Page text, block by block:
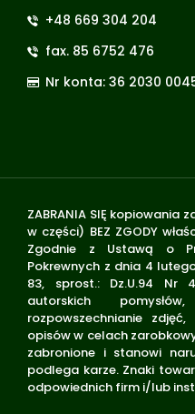
+48 669 304 204
fax. 85 6752 476
Nr konta: 36 2030 0045
ZABRANIA SIĘ kopiowania
w części) BEZ ZGODY
Zgodnie z Ustawą o
Pokrewnych z dnia 4
83, sprost.: Dz.U.94 Nr
autorskich
rozpowszechnianie
opisów w celach
zabronione i stanowi
podlega karze. Znaki
odpowiednich firm i/lub